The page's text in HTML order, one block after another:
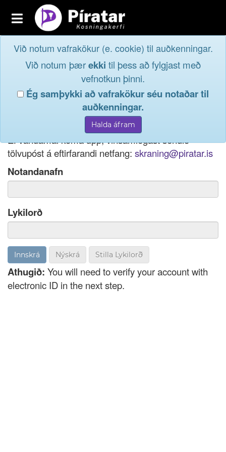
Toggle
navigation
Aðildarfélög
Innskrá
Við notum vafrakökur (e. cookie) til auðkenningar.
Við notum þærekki til þess að fylgjast með
vefnotkun þinni.
Ég samþykki að vafrakökur séu notaðar til
auðkenningar.
Innskráog taktu þátt í
lýðræðinu...
Ef þú hefur gleymt notendanafni þínu, þá má einnig
nota netfang eða kennitölu til innskráningar.
Ef vandamál koma upp, vinsamlegast sendið
tölvupóst á eftirfarandi netfang: skraning@piratar.is
Notandanafn
Lykilorð
Nýskrá Stilla Lykilorð
Athugið: You will need to verify your account with
electronic ID in the next step.